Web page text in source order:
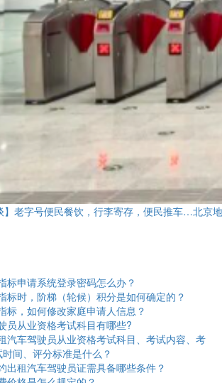
】老字号便民餐饮，行李寄存，便民推车…北
标申请系统登录密码怎么办？
标时，阶梯（轮候）积分是如何确定的？
标，如何修改家庭申请人信息？
员从业资格考试科目有哪些?
汽车驾驶员从业资格考试科目、考试内容、考
间、评分标准是什么？
出租汽车驾驶员证需具备哪些条件？